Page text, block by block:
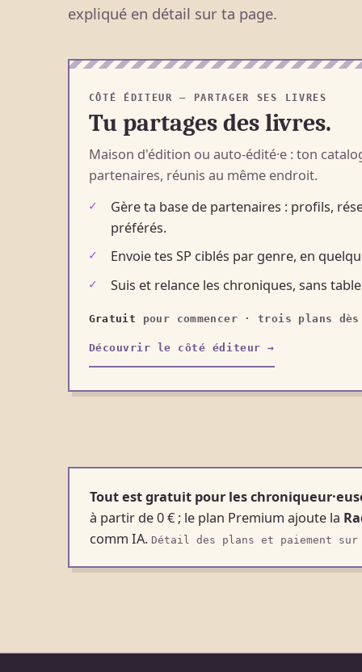
expliqué en détail sur ta page.
CÔTÉ ÉDITEUR — PARTAGER SES LIVRES
Tu partages des livres.
Maison d'édition ou auto-édité·e : ton
partenaires, réunis au même endroit.
Gère ta base de partenaires : profils,
préférés.
Envoie tes SP ciblés par genre, en
Suis et relance les chroniques, sans
Gratuit pour commencer · trois plans
Découvrir le côté éditeur →
Tout est gratuit pour les
à partir de 0 € ; le plan Premium ajoute la
comm IA. Détail des plans et paiement